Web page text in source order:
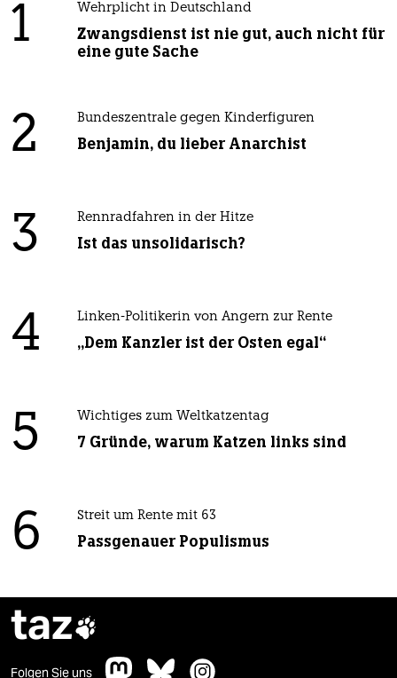
1 Wehrplicht in Deutschland
Zwangsdienst ist nie gut, auch nicht für
eine gute Sache
2 Bundeszentrale gegen Kinderfiguren
Benjamin, du lieber Anarchist
3 Rennradfahren in der Hitze
Ist das unsolidarisch?
4 Linken-Politikerin von Angern zur Rente
„Dem Kanzler ist der Osten egal“
5 Wichtiges zum Weltkatzentag
7 Gründe, warum Katzen links sind
6 Streit um Rente mit 63
Passgenauer Populismus
taz
Folgen Sie uns